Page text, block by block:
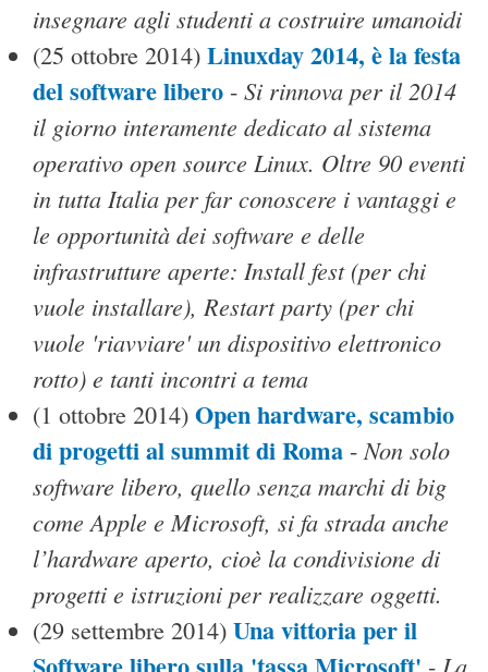
insegnare agli studenti a costruire umanoidi
(25 ottobre 2014) Linuxday 2014, è la festa
del software libero - Si rinnova per il 2014
il giorno interamente dedicato al sistema
operativo open source Linux. Oltre 90 eventi
in tutta Italia per far conoscere i vantaggi e
le opportunità dei software e delle
infrastrutture aperte: Install fest (per chi
vuole installare), Restart party (per chi
vuole 'riavviare' un dispositivo elettronico
rotto) e tanti incontri a tema
(1 ottobre 2014) Open hardware, scambio
di progetti al summit di Roma -Non solo
software libero, quello senza marchi di big
come Apple e Microsoft, si fa strada anche
l’hardware aperto, cioè la condivisione di
progetti e istruzioni per realizzare oggetti.
(29 settembre 2014) Una vittoria per il
La